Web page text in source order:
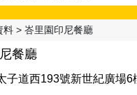
料 > 峇里園印尼餐廳
餐廳
子道西193號新世紀廣場6